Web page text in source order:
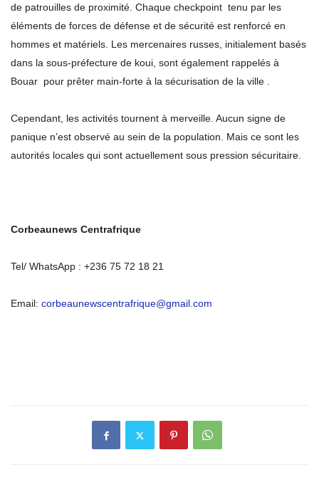
de patrouilles de proximité. Chaque checkpoint tenu par les
éléments de forces de défense et de sécurité est renforcé en
hommes et matériels. Les mercenaires russes, initialement basés
dans la sous-préfecture de koui, sont également rappelés à
Bouar pour prêter main-forte à la sécurisation de la ville .
Cependant, les activités tournent à merveille. Aucun signe de
panique n’est observé au sein de la population. Mais ce sont les
autorités locales qui sont actuellement sous pression sécuritaire.
Corbeaunews Centrafrique
Tel/ WhatsApp : +236 75 72 18 21
Email: corbeaunewscentrafrique@gmail.com